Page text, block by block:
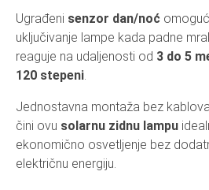
Ugrađeni senzor dan/noć
uključivanje lampe kada padne
reaguje na udaljenosti od 3 do 5
120 stepeni.
Jednostavna montaža bez
čini ovu solarnu zidnu lampu
ekonomično osvetljenje bez
električnu energiju.